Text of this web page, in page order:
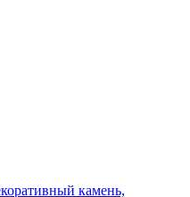
камень,